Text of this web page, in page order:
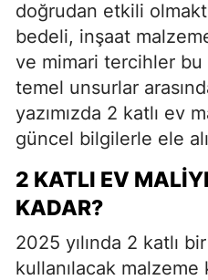
doğrudan etkili
bedeli, inşaat
ve mimari tercihler
temel unsurlar
yazımızda 2 katlı ev
güncel bilgilerle ele
2 KATLI EV
KADAR?
2025 yılında 2 katlı
kullanılacak